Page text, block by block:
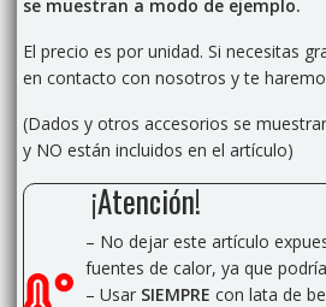
se muestran a modo de ejemplo.
El precio es por unidad. Si necesitas
en contacto con nosotros y te
(Dados y otros accesorios se
y NO están incluidos en el artículo)
¡Atención!
– No dejar este artículo
fuentes de calor, ya que
– Usar SIEMPRE con lata de